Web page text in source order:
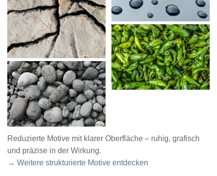
Reduzierte Motive mit klarer Oberfläche – ruhig, grafisch
und präzise in der Wirkung.
→ Weitere strukturierte Motive entdecken